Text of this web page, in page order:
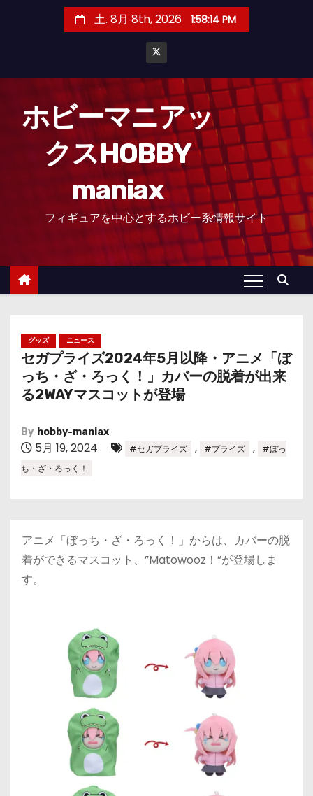
土. 8月 8th, 2026 1:58:15 PM
ホビーマニアッ
クスHOBBY
maniax
フィギュアを中心とするホビー系情報サイト
グッズ ニュース
セガプライズ2024年5月以降・アニメ「ぼ
っち・ざ・ろっく！」カバーの脱着が出来
る2WAYマスコットが登場
By hobby-maniax
5月 19, 2024 #セガプライズ , #プライズ ,
#ぼっ
ち・ざ・ろっく！
アニメ「ぼっち・ざ・ろっく！」からは、カバーの脱
着ができるマスコット、”Matowooz！”が登場しま
す。